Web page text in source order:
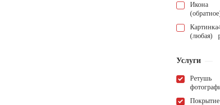
Икона
Картинка
(любая)
Услуги
Ретушь
Покрытие